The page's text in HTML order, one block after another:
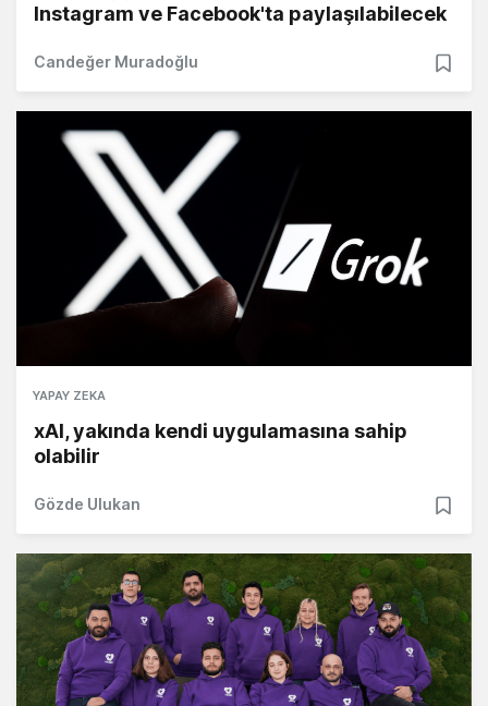
Instagram ve Facebook'ta paylaşılabilecek
Candeğer Muradoğlu
YAPAY ZEKA
xAI, yakında kendi uygulamasına sahip
olabilir
Gözde Ulukan